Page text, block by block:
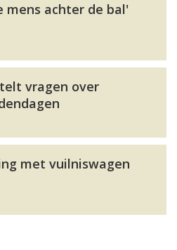
mens achter de bal'
vragen over
met vuilniswagen